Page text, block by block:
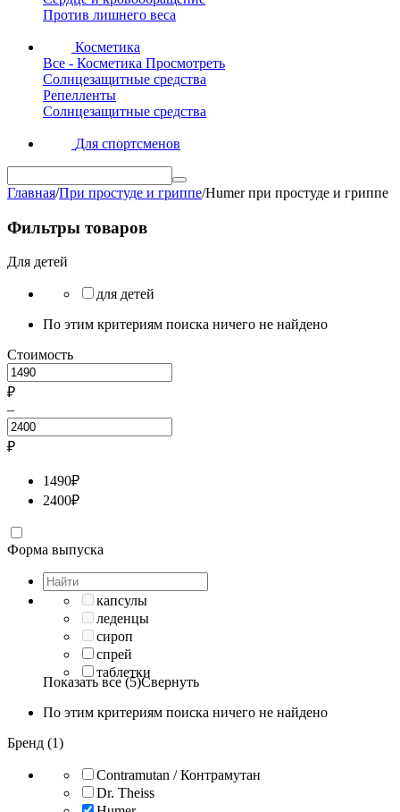
Против лишнего веса
Косметика
Все - Косметика Просмотреть
Солнцезащитные средства
Репелленты
Солнцезащитные средства
Для спортсменов
Главная/При простуде и гриппе/Humer при простуде и гриппе
Фильтры товаров
Для детей
для детей
По этим критериям поиска ничего не найдено
Стоимость
₽
–
₽
1490₽
2400₽
Форма выпуска
капсулы
леденцы
сироп
спрей
таблетки
Показать все (5)Свернуть
По этим критериям поиска ничего не найдено
Бренд (1)
Contramutan / Контрамутан
Dr. Theiss